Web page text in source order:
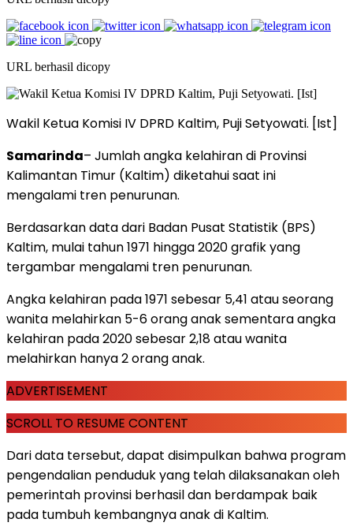
URL berhasil dicopy
Wakil Ketua Komisi IV DPRD Kaltim, Puji Setyowati. [Ist]
Samarinda– Jumlah angka kelahiran di Provinsi
Kalimantan Timur (Kaltim) diketahui saat ini
mengalami tren penurunan.
Berdasarkan data dari Badan Pusat Statistik (BPS)
Kaltim, mulai tahun 1971 hingga 2020 grafik yang
tergambar mengalami tren penurunan.
Angka kelahiran pada 1971 sebesar 5,41 atau seorang
wanita melahirkan 5-6 orang anak sementara angka
kelahiran pada 2020 sebesar 2,18 atau wanita
melahirkan hanya 2 orang anak.
ADVERTISEMENT
SCROLL TO RESUME CONTENT
Dari data tersebut, dapat disimpulkan bahwa program
pengendalian penduduk yang telah dilaksanakan oleh
pemerintah provinsi berhasil dan berdampak baik
pada tumbuh kembangnya anak di Kaltim.